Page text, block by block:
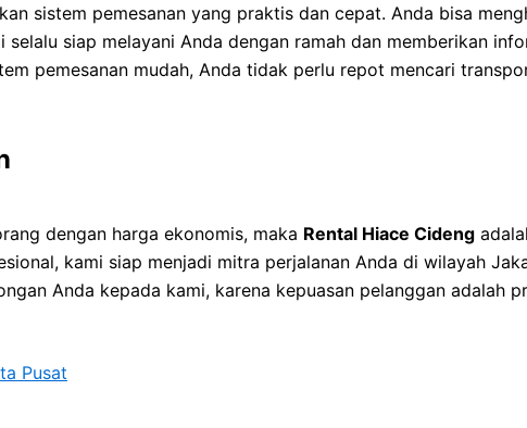
sistem pemesanan yang praktis dan cepat. Anda bisa
siap melayani Anda dengan ramah dan memberikan
pemesanan mudah, Anda tidak perlu repot mencari
dengan harga ekonomis, maka Rental Hiace Cideng
kami siap menjadi mitra perjalanan Anda di wilayah
Anda kepada kami, karena kepuasan pelanggan adalah
Pusat